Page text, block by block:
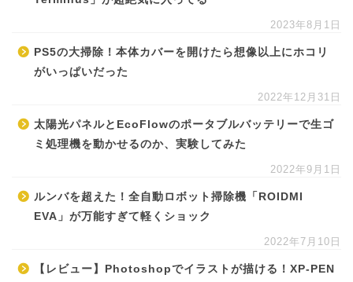
2023年8月1日
PS5の大掃除！本体カバーを開けたら想像以上にホコリ
がいっぱいだった
2022年12月31日
太陽光パネルとEcoFlowのポータブルバッテリーで生ゴ
ミ処理機を動かせるのか、実験してみた
2022年9月1日
ルンバを超えた！全自動ロボット掃除機「ROIDMI
EVA」が万能すぎて軽くショック
2022年7月10日
【レビュー】Photoshopでイラストが描ける！XP-PEN